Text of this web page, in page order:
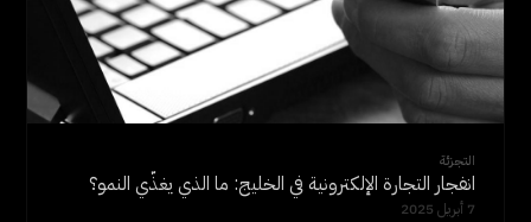
التجزئة
انفجار التجارة الإلكترونية في الخليج: ما الذي يغذّي النمو؟
7 أبريل 2025